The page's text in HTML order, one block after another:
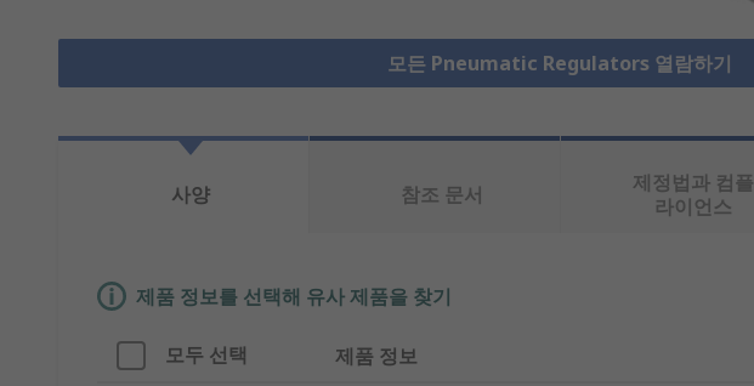
모든 Pneumatic Regulators 열람하기
사양 참조 문서
제정법과 컴플
라이언스
제품 정보를 선택해 유사 제품을 찾기
모두 선택 제품 정보